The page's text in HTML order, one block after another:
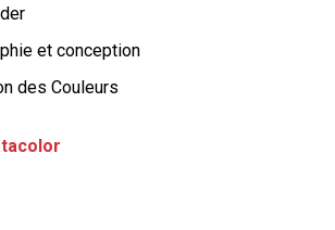
et conception
des Couleurs